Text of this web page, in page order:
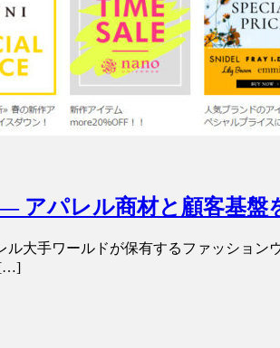
アパレル商材と顧客基盤
大手ワールドが保有するファッション
[…]